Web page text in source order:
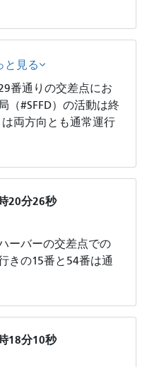
と見る
番通りの交差点にお
（#SFFD）の活動は終
両方向とも通常運行
20分26秒
ーバーの交差点での
きの15番と54番は通
18分10秒